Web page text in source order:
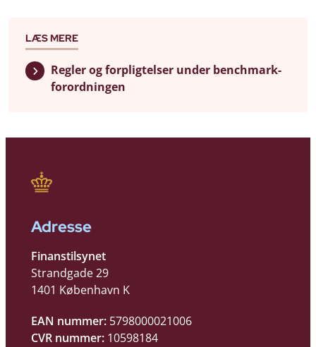
LÆS MERE
Regler og forpligtelser under benchmark-
forordningen
Adresse
Finanstilsynet
Strandgade 29
1401 København K
EAN nummer: 5798000021006
CVR nummer: 10598184